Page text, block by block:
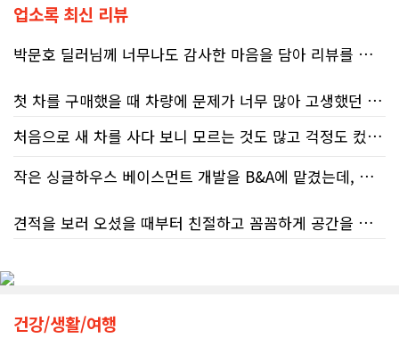
업소록 최신 리뷰
박문호 딜러님께 너무나도 감사한 마음을 담아 리뷰를 남깁니다.
첫 차를 구매했을 때 차량에 문제가 너무 많아 고생했던 경험이 있어서, 이번에는 정말 신중하게 고민하고 꼼꼼하게 알아본 후 차를 구매하고 싶었습니다. 그러던 중 사우스포인트의 박문호 딜러님을 만나면서 그동안의 고민이 모두 해결되었습니다.
처음 차량을 선택하는 과정부터 저에게 맞는 차량을 추천해 주셨고, 그 차량의 장단점과 다양한 기능까지 하나하나 자세하게 설명해 주셔서 큰 도움이 되었습니다. 원래는 새 차를 받기까지 4~5개월 정도 기다려야 한다고 들었는데, 딜러님의 노력 덕분에 한 달 만에 차량을 받을 수 있었습니다.
차량을 인수하는 날에도 시간이 오래 걸렸음에도 불구하고 모든 기능을 하나씩 직접 설명해 주시고, 앞으로 차량을 관리하면서 꼭 확인해야 할 부분과 유용한 팁까지 꼼꼼하게 알려주셨습니다. 차에 대해 잘 모르는 저에게는 정말 큰 도움이 되었습니다.
그동안 만났던 딜러분들은 차량을 판매하는 데 집중하시는 경우가 많았는데, 박문호 딜러님은 고객의 입장에서 무엇이 가장 좋은 선택인지 먼저 생각해 주셨습니다. 마치 가족을 대하듯 작은 부분까지 세심하게 챙겨 주시는 모습에 큰 감동을 받았습니다.
좋은 차를 구매할 수 있도록 끝까지 최선을 다해 주시고, 늘 친절하고 세심하게 도와주신 박문호 딜러님께 진심으로 감사드립니다. 주변에 차량 구매를 고민하는 분이 있다면 자신 있게 추천드리고 싶은 최고의 딜러님입니다.
처음으로 새 차를 사다 보니 모르는 것도 많고 걱정도 컸는데 박문호 딜러님 덕분에 전 과정이 너무나 편안하고 만족스러웠습니다! 상담하는 내내 꼼꼼하게 설명해 주신 것은 물론, 복잡한 서류 절차와 차량 옵션 체크까지 세심하게 챙겨주셔서 마음이 정말 든든했습니다. 차량 출고 날에도 긴 시간 할애해 가며 기능을 친절하게 하나하나 설명해 주셔서 큰 도움이 되었는데요, 특히 정비사 출신이셔서 그런지 디테일한 부분까지 전문적으로 말씀해 주셔서 신뢰가 팍팍 갔습니다 ?? 다른분 리뷰에도 있지만 마지막에 "진짜 서비스는 이제부터 시작"이라는 진심어린 말씀에는 깊은 감동을 받았습니다. 앞으로 주변에 차 구매하려는 분이 있다면 무조건 박문호 딜러님 강력 추천입니다! 신경 써주셔서 진심으로 감사드리며, 늘 건강하시고 번창하시길 바랍니다 :)
작은 싱글하우스 베이스먼트 개발을 B&A에 맡겼는데, 처음부터 끝까지 정말 만족스러운 경험이었습니다.
견적을 보러 오셨을 때부터 친절하고 꼼꼼하게 공간을 확인해 주셨고, 여러 옵션이 포함된 견적 금액도 다른 업체들과 비교했을 때 매우 합리적이었습니다.
공사가 끝난 후에는 마무리 점검까지 꼼꼼하게 진행해 주시는 모습에서 전문성과 책임감을 느낄 수 있었습니다.
건강/생활/여행